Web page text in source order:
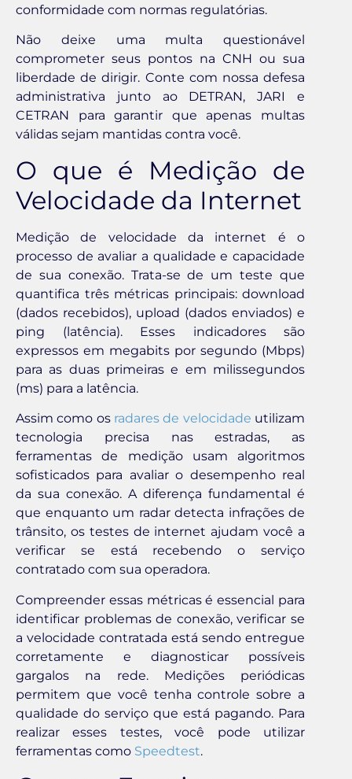
conformidade com normas regulatórias.
Não deixe uma multa questionável
comprometer seus pontos na CNH ou sua
liberdade de dirigir. Conte com nossa defesa
administrativa junto ao DETRAN, JARI e
CETRAN para garantir que apenas multas
válidas sejam mantidas contra você.
O que é Medição de
Velocidade da Internet
Medição de velocidade da internet é o
processo de avaliar a qualidade e capacidade
de sua conexão. Trata-se de um teste que
quantifica três métricas principais: download
(dados recebidos), upload (dados enviados) e
ping (latência). Esses indicadores são
expressos em megabits por segundo (Mbps)
para as duas primeiras e em milissegundos
(ms) para a latência.
Assim como os radares de velocidade utilizam
tecnologia precisa nas estradas, as
ferramentas de medição usam algoritmos
sofisticados para avaliar o desempenho real
da sua conexão. A diferença fundamental é
que enquanto um radar detecta infrações de
trânsito, os testes de internet ajudam você a
verificar se está recebendo o serviço
contratado com sua operadora.
Compreender essas métricas é essencial para
identificar problemas de conexão, verificar se
a velocidade contratada está sendo entregue
corretamente e diagnosticar possíveis
gargalos na rede. Medições periódicas
permitem que você tenha controle sobre a
qualidade do serviço que está pagando. Para
realizar esses testes, você pode utilizar
ferramentas como Speedtest.